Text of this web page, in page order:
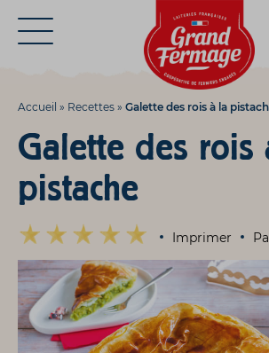
Aller
au
menu
Aller au
contenu
Accueil » Recettes » Galette des rois à la
Galette des rois
pistache
Imprimer